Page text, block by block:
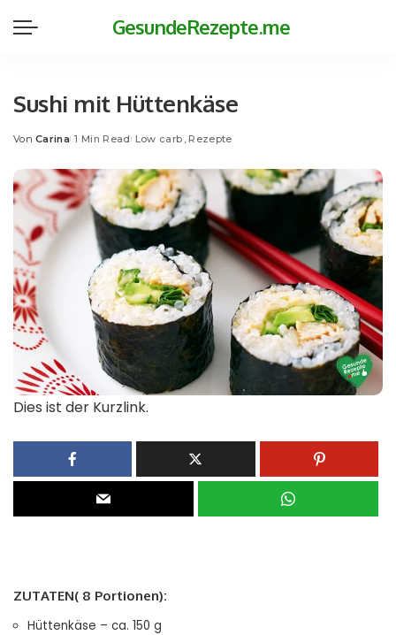
GesundeRezepte.me
Sushi mit Hüttenkäse
Posted
Von Carina 1 Min Read Low carb Rezepte
Dies ist der Kurzlink.
ZUTATEN( 8 Portionen):
Hüttenkäse – ca. 150 g